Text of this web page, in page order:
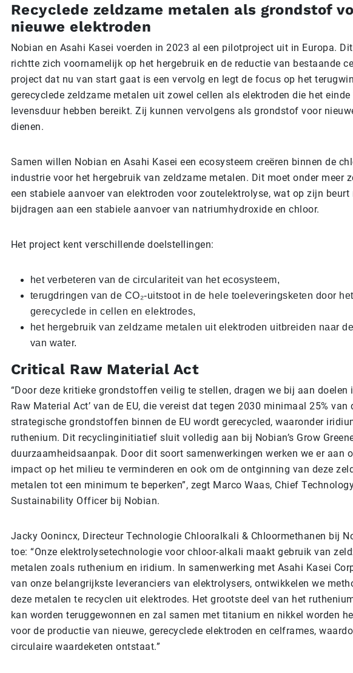
Recyclede zeldzame metalen als grondstof
nieuwe elektroden
Nobian en Asahi Kasei voerden in 2023 al een pilotproject uit in Europa.
richtte zich voornamelijk op het hergebruik en de reductie van bestaande
project dat nu van start gaat is een vervolg en legt de focus op het
gerecyclede zeldzame metalen uit zowel cellen als elektroden die het einde
levensduur hebben bereikt. Zij kunnen vervolgens als grondstof voor
dienen.
Samen willen Nobian en Asahi Kasei een ecosysteem creëren binnen de
industrie voor het hergebruik van zeldzame metalen. Dit moet onder meer
een stabiele aanvoer van elektroden voor zoutelektrolyse, wat op zijn beurt
bijdragen aan een stabiele aanvoer van natriumhydroxide en chloor.
Het project kent verschillende doelstellingen:
het verbeteren van de circulariteit van het ecosysteem,
terugdringen van de CO₂-uitstoot in de hele toeleveringsketen door
gerecyclede in cellen en elektrodes,
het hergebruik van zeldzame metalen uit elektroden uitbreiden naar
van water.
Critical Raw Material Act
“Door deze kritieke grondstoffen veilig te stellen, dragen we bij aan doelen
Raw Material Act’ van de EU, die vereist dat tegen 2030 minimaal 25% van
strategische grondstoffen binnen de EU wordt gerecycled, waaronder
ruthenium. Dit recyclinginitiatief sluit volledig aan bij Nobian’s Grow
duurzaamheidsaanpak. Door dit soort samenwerkingen werken we er aan
impact op het milieu te verminderen en ook om de ontginning van deze
metalen tot een minimum te beperken”, zegt Marco Waas, Chief
Sustainability Officer bij Nobian.
Jacky Oonincx, Directeur Technologie Chlooralkali & Chloormethanen bij
toe: “Onze elektrolysetechnologie voor chloor-alkali maakt gebruik van
metalen zoals ruthenium en iridium. In samenwerking met Asahi Kasei
van onze belangrijkste leveranciers van elektrolysers, ontwikkelen we
deze metalen te recyclen uit elektrodes. Het grootste deel van het
kan worden teruggewonnen en zal samen met titanium en nikkel worden
voor de productie van nieuwe, gerecyclede elektroden en celframes,
circulaire waardeketen ontstaat.”